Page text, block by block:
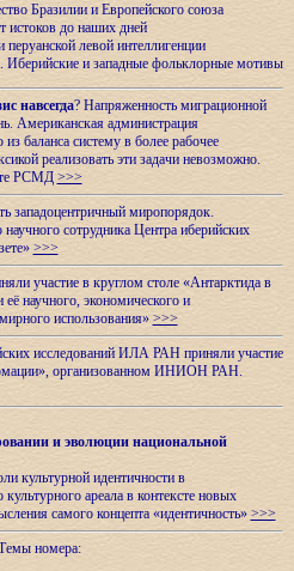
Бразилии и Европейского союза
истоков до наших дней
левой интеллигенции
и западные фольклорные мотивы
навсегда? Напряженность миграционной
Американская администрация
баланса систему в более рабочее
реализовать эти задачи невозможно.
РСМД >>>
западоцентричный миропорядок.
сотрудника Центра иберийских
>>>
участие в круглом столе «Антарктида в
её научного, экономического и
использования» >>>
исследований ИЛА РАН приняли участие
организованном ИНИОН РАН.
и эволюции национальной
культурной идентичности в
ареала в контексте новых
самого концепта «идентичность» >>>
номера: